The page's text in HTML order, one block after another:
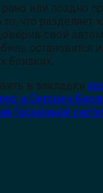
или поздно
что
свой
остановится
близких.
в закладки
и Ситроен
тормозной